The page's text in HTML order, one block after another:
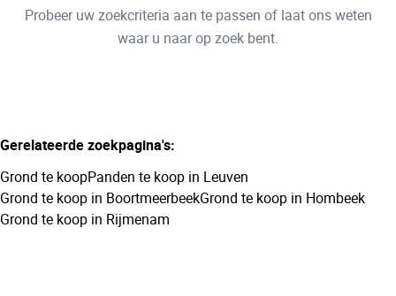
Grond Remove
Min. budget
Sorteer op
Probeer uw zoekcriteria aan te passen of laat ons weten
waar u naar op zoek bent.
Gerelateerde zoekpagina's:
Grond te koopPanden te koop in Leuven
Grond te koop in BoortmeerbeekGrond te koop in Hombeek
Grond te koop in Rijmenam